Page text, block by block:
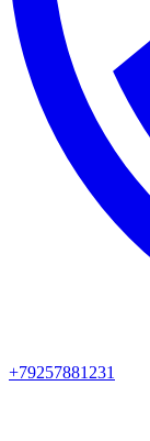
+79257881231